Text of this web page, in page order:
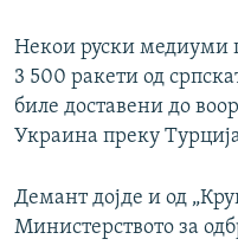
Некои руски медиуми
3 500 ракети од
биле доставени до
Украина преку
Демант дојде и од
Министерството за